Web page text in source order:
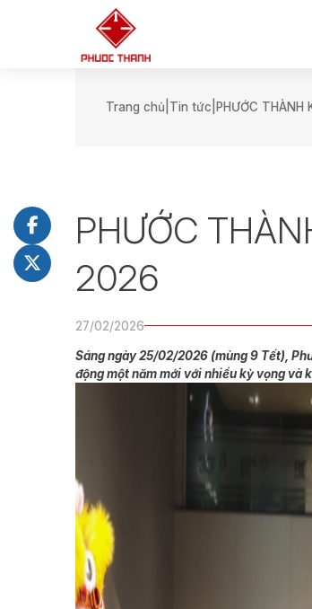
Trang chủ Tin tức PHƯỚC THÀNH
PHƯỚC
2026
27/02/2026
Sáng ngày 25/02/2026 (mùng 9 Tết),
động một năm mới với nhiều kỳ vọng và